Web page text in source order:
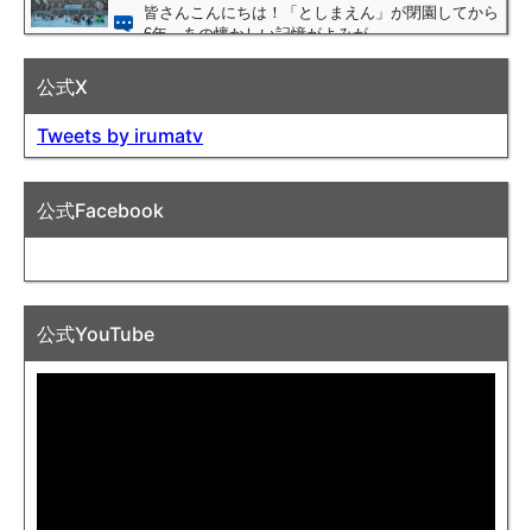
公式X
Tweets by irumatv
公式Facebook
公式YouTube